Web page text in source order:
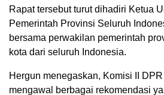
Rapat tersebut turut dihadiri Ketua
Pemerintah Provinsi Seluruh
bersama perwakilan pemerintah
kota dari seluruh Indonesia.
Hergun menegaskan, Komisi II
mengawal berbagai rekomendasi